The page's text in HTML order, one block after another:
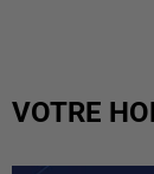
VOTRE